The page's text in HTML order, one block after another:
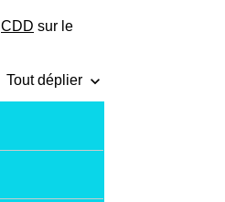
CDD sur le
Tout déplier keyboard_arrow_down